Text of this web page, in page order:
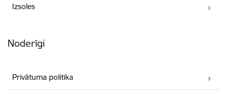
Izsoles
Noderīgi
Privātuma politika